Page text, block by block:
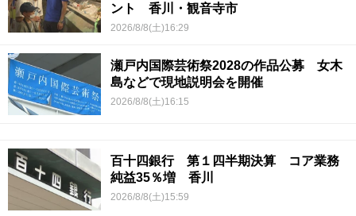
ント 香川・観音寺市
2026/8/8(土)16:29
瀬戸内国際芸術祭2028の作品公募 女木
島などで現地説明会を開催
2026/8/8(土)16:15
百十四銀行 第１四半期決算 コア業務
純益35％増 香川
2026/8/8(土)15:59